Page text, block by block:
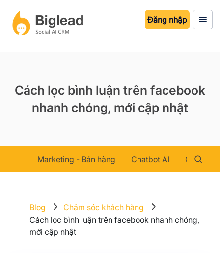
Đăng nhập
Cách lọc bình luận trên facebook
nhanh chóng, mới cập nhật
Marketing - Bán hàng Chatbot AI Chăm
Blog
Chăm sóc khách hàng
Cách lọc bình luận trên facebook nhanh chóng,
mới cập nhật